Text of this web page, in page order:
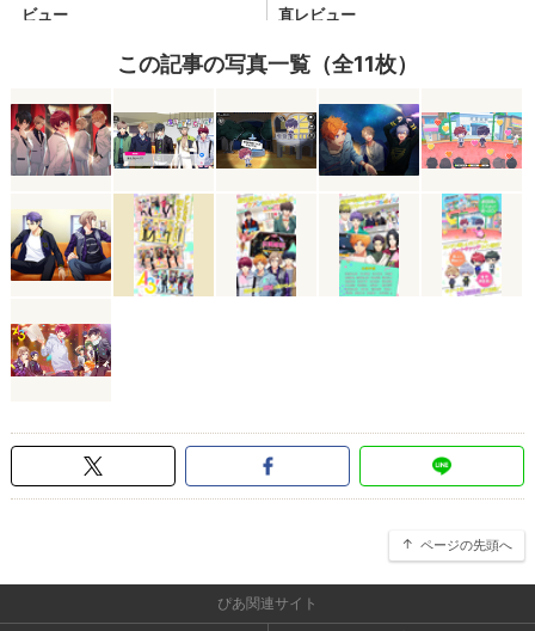
この記事の写真一覧（全11枚）
ページの先頭へ
ぴあ関連サイト